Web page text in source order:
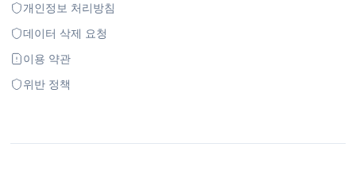
개인정보 처리방침
데이터 삭제 요청
이용 약관
위반 정책